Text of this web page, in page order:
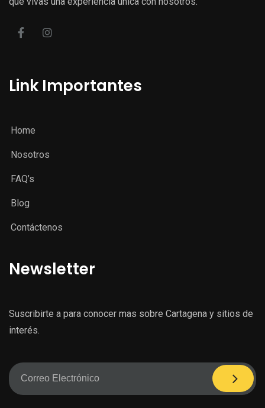
Link Importantes
Home
Nosotros
FAQ’s
Blog
Contáctenos
Newsletter
Suscribirte a para conocer mas sobre Cartagena y sitios de
interés.